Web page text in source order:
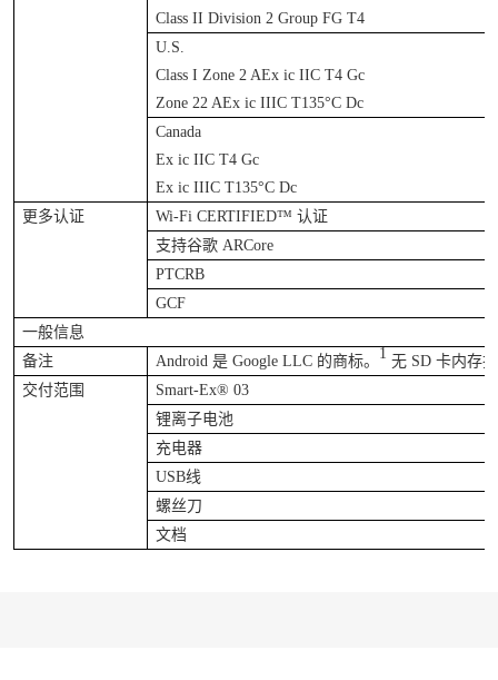
Class II Division 2 Group FG T4
U.S.
Class I Zone 2 AEx ic IIC T4 Gc
Zone 22 AEx ic IIIC T135°C Dc
Canada
Ex ic IIC T4 Gc
Ex ic IIIC T135°C Dc
更多认证
Wi-Fi CERTIFIED™认证
支持谷歌 ARCore
PTCRB
GCF
一般信息
备注
Android是 Google LLC 的商标。 1 无 SD卡内存
交付范围
Smart-Ex® 03
锂离子电池
充电器
USB线
螺丝刀
文档